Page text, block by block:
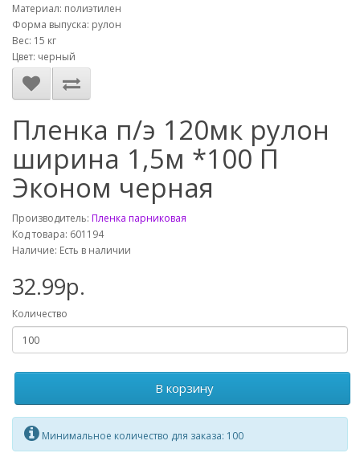
Материал: полиэтилен
Форма выпуска: рулон
Вес: 15 кг
Цвет: черный
Пленка п/э 120мк рулон
ширина 1,5м *100 П
Эконом черная
Производитель: Пленка парниковая
Код товара: 601194
Наличие: Есть в наличии
32.99р.
Количество
В корзину
Минимальное количество для заказа: 100